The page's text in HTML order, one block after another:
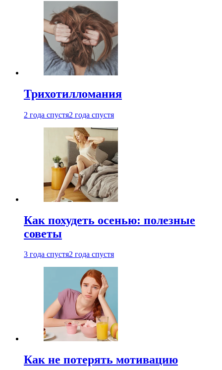
Трихотилломания
2 года спустя2 года спустя
Как похудеть осенью: полезные
советы
3 года спустя2 года спустя
Как не потерять мотивацию